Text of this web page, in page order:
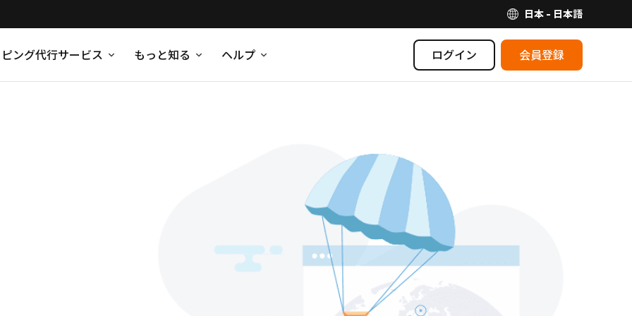
日本 - 日本語
ング代行サービス もっと知る ヘルプ ログイン 会員登録